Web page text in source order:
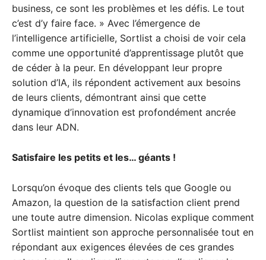
business, ce sont les problèmes et les défis. Le tout
c’est d’y faire face. » Avec l’émergence de
l’intelligence artificielle, Sortlist a choisi de voir cela
comme une opportunité d’apprentissage plutôt que
de céder à la peur. En développant leur propre
solution d’IA, ils répondent activement aux besoins
de leurs clients, démontrant ainsi que cette
dynamique d’innovation est profondément ancrée
dans leur ADN.
Satisfaire les petits et les… géants !
Lorsqu’on évoque des clients tels que Google ou
Amazon, la question de la satisfaction client prend
une toute autre dimension. Nicolas explique comment
Sortlist maintient son approche personnalisée tout en
répondant aux exigences élevées de ces grandes